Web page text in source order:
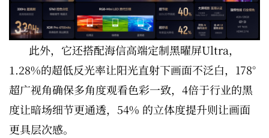
此外，它还搭配海信高端定制黑曜屏Ultra，
1.28%的超低反光率让阳光直射下画面不泛白，178°
超广视角确保多角度观看色彩一致，4倍于行业的黑
度让暗场细节更通透，54% 的立体度提升则让画面
更具层次感。